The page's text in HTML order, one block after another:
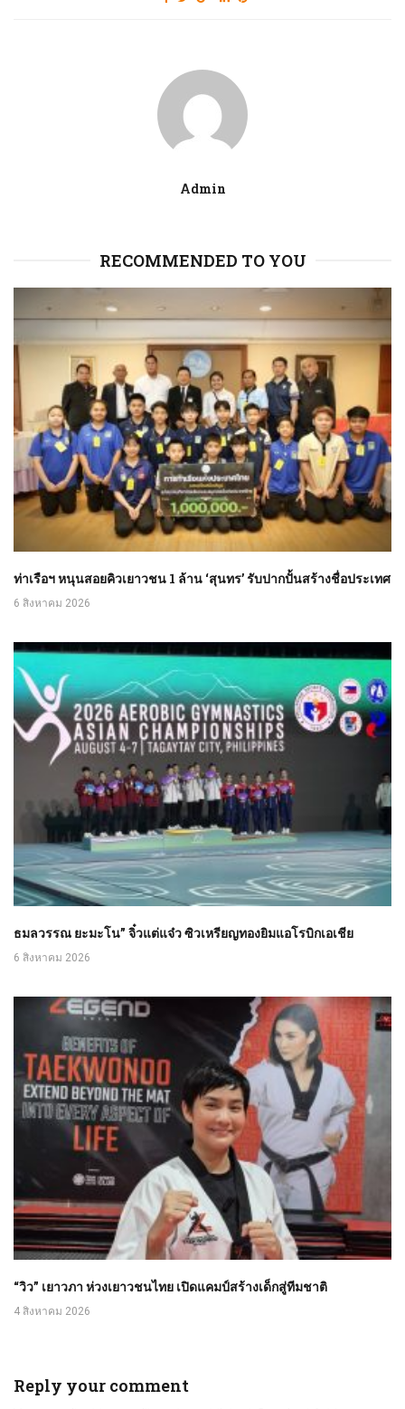
Admin
RECOMMENDED TO YOU
ท่าเรือฯ หนุนสอยคิวเยาวชน 1 ล้าน ‘สุนทร’ รับปากปั้นสร้างชื่อประเทศ
6 สิงหาคม 2026
ธมลวรรณ ยะมะโน” จิ๋วแต่แจ๋ว ซิวเหรียญทองยิมแอโรบิกเอเชีย
6 สิงหาคม 2026
“วิว” เยาวภา ห่วงเยาวชนไทย เปิดแคมป์สร้างเด็กสู่ทีมชาติ
4 สิงหาคม 2026
Reply your comment